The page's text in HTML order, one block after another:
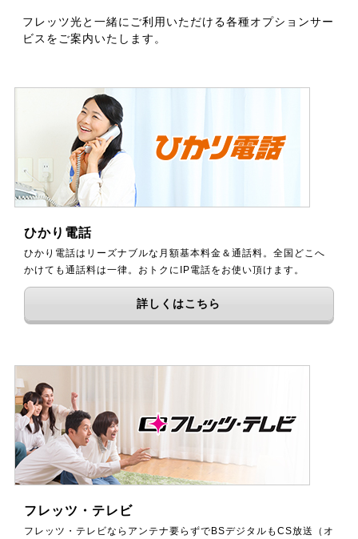
フレッツ光と一緒にご利用いただける各種オプションサー
ビスをご案内いたします。
ひかり電話
ひかり電話はリーズナブルな月額基本料金＆通話料。全国どこへ
かけても通話料は一律。おトクにIP電話をお使い頂けます。
詳しくはこちら
フレッツ・テレビ
フレッツ・テレビならアンテナ要らずでBSデジタルもCS放送（オ